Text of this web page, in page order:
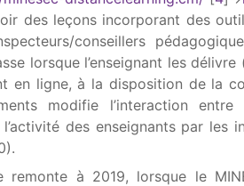
des leçons incorporant des
conseillers
lorsque l’enseignant les
en ligne, à la disposition de la
modifie l’interaction
des enseignants par les
remonte à 2019, lorsque le